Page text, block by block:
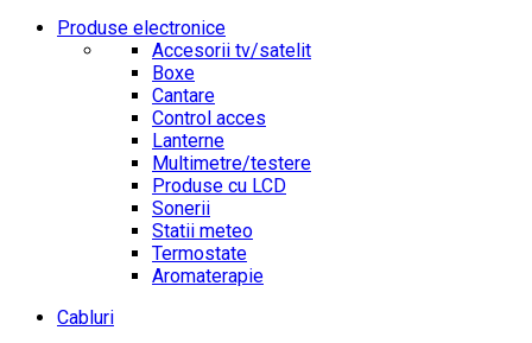
Produse electronice
Accesorii tv/satelit
Boxe
Cantare
Control acces
Lanterne
Multimetre/testere
Produse cu LCD
Sonerii
Statii meteo
Termostate
Aromaterapie
Cabluri